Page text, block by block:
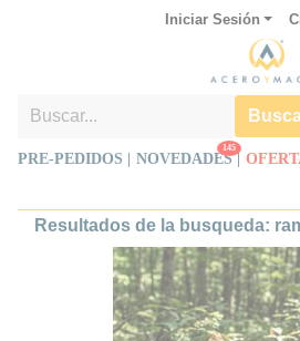
Iniciar Sesión
PRE-PEDIDOS | NOVEDADES
145
|
Resultados de la busqueda:
Cuchillo First Blood
La réplica cuchillo
desde el primer
silueta afilada, el